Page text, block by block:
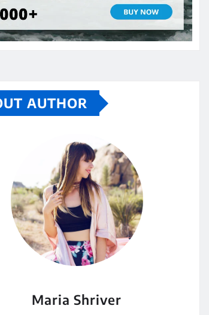
AUTHOR
Maria Shriver